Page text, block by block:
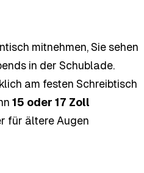
mitnehmen, Sie sehen
in der Schublade.
am festen Schreibtisch
15 oder 17 Zoll
für ältere Augen